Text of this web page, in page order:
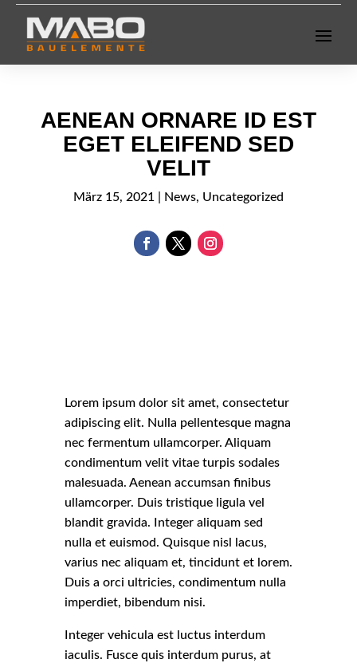
AENEAN ORNARE ID EST
EGET ELEIFEND SED
VELIT
März 15, 2021 News, Uncategorized
Lorem ipsum dolor sit amet, consectetur
adipiscing elit. Nulla pellentesque magna
nec fermentum ullamcorper. Aliquam
condimentum velit vitae turpis sodales
malesuada. Aenean accumsan finibus
ullamcorper. Duis tristique ligula vel
blandit gravida. Integer aliquam sed
nulla et euismod. Quisque nisl lacus,
varius nec aliquam et, tincidunt et lorem.
Duis a orci ultricies, condimentum nulla
imperdiet, bibendum nisi.
Integer vehicula est luctus interdum
iaculis. Fusce quis interdum purus, at